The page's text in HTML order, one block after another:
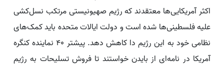
اکثر آمریکایی‌ها معتقدند که رژیم صهیونیستی مرتکب نسل‌کشی
علیه فلسطینی‌ها شده است و دولت ایالات متحده باید کمک‌های
نظامی خود به این رژیم دا کاهش دهد. پیشتر ۴۰ نماینده کنگره
آمریکا در نامه‌ای از بایدن خواستند تا فروش تسلیحات به رژیم